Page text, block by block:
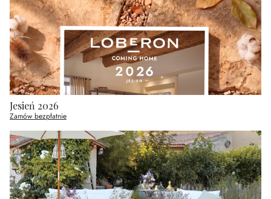
Jesień 2026
Zamów bezpłatnie